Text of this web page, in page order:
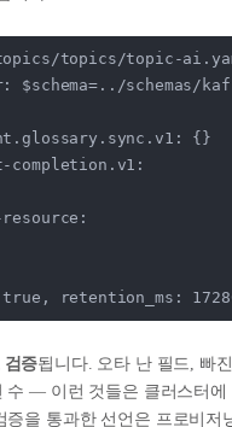
topics/topic-
$schema=../schemas/
{}
completion.v1:
retention_ms:
검증됩니다. 오타 난 필드, 빠진
수 — 이런 것들은 클러스터에
증을 통과한 선언은 프로비저